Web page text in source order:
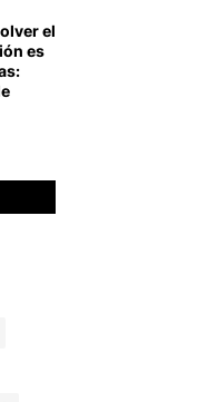
el
es